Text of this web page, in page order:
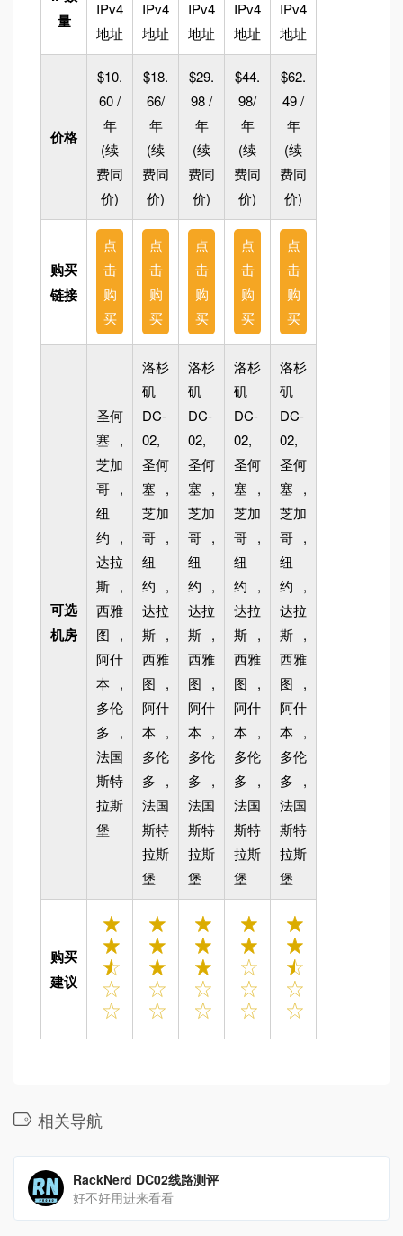
量
IPv4
地址
IPv4
地址
IPv4
地址
IPv4
地址
IPv4
地址
价格
$10.
60 /
年
(续
费同
价)
$18.
66/
年
(续
费同
价)
$29.
98 /
年
(续
费同
价)
$44.
98/
年
(续
费同
价)
$62.
49 /
年
(续
费同
价)
购买
链接
点
击
购
买
点
击
购
买
点
击
购
买
点
击
购
买
点
击
购
买
可选
机房
圣何
塞,
芝加
哥,
纽
约,
达拉
斯,
西雅
图,
阿什
本,
多伦
多,
法国
斯特
拉斯
堡
洛杉
矶
DC-
02,
圣何
塞,
芝加
哥,
纽
约,
达拉
斯,
西雅
图,
阿什
本,
多伦
多,
法国
斯特
拉斯
堡
洛杉
矶
DC-
02,
圣何
塞,
芝加
哥,
纽
约,
达拉
斯,
西雅
图,
阿什
本,
多伦
多,
法国
斯特
拉斯
堡
洛杉
矶
DC-
02,
圣何
塞,
芝加
哥,
纽
约,
达拉
斯,
西雅
图,
阿什
本,
多伦
多,
法国
斯特
拉斯
堡
洛杉
矶
DC-
02,
圣何
塞,
芝加
哥,
纽
约,
达拉
斯,
西雅
图,
阿什
本,
多伦
多,
法国
斯特
拉斯
堡
购买
建议
相关导航
RackNerd DC02线路测评
好不好用进来看看